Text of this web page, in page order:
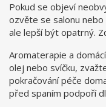
Pokud se objeví
ozvěte se salonu nebo
ale lepší být opatrný.
Aromaterapie a
olej nebo svíčku,
pokračování péče
před spaním podpoří